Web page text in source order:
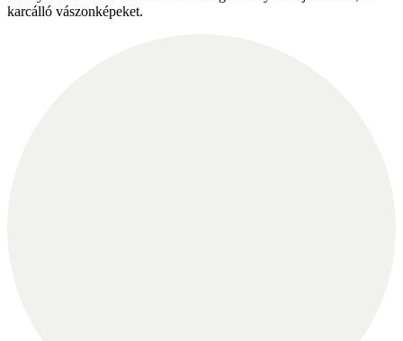
karcálló vászonképeket.